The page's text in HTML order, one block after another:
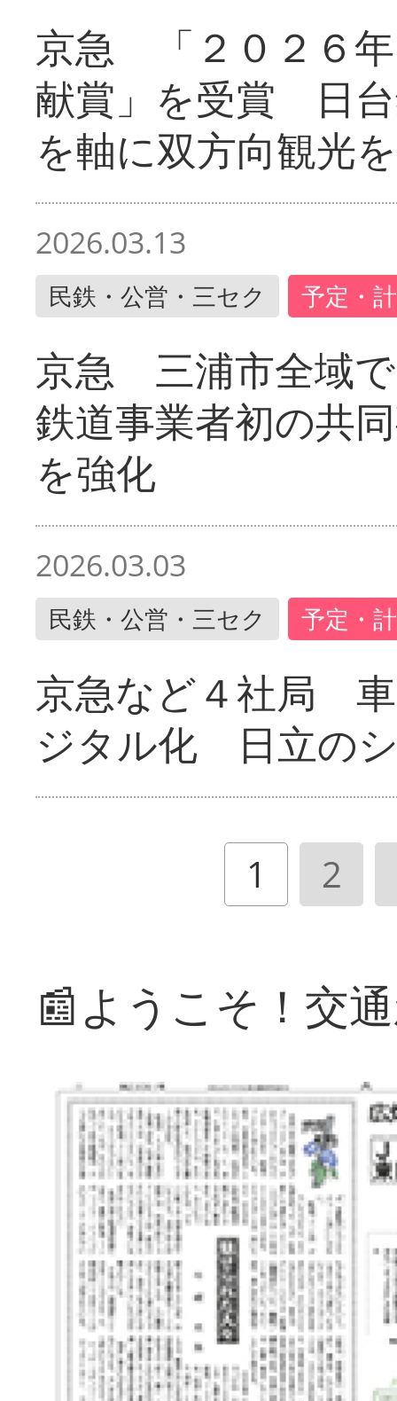
京急 「２０２６
献賞」を受賞 日
を軸に双方向観光
2026.03.13
民鉄・公営・三セク 予定・
京急 三浦市全域
鉄道事業者初の共
を強化
2026.03.03
民鉄・公営・三セク 予定・
京急など４社局
ジタル化 日立の
1 2
📰ようこそ！交